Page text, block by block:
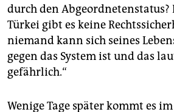
durch den Abgeordnetenstatus?
Türkei gibt es keine
niemand kann sich seines
gegen das System ist und das
gefährlich.“
Wenige Tage später kommt es